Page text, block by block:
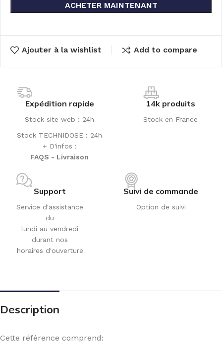
ACHETER MAINTENANT
Ajouter à la wishlist Add to compare
Expédition rapide
Stock site web : 24h
Stock TECHNIDOSE : 24h
+ D'infos :
FAQS - Livraison
14k produits
Stock en France
Support
Service d'assistance
du
lundi au vendredi
durant nos
horaires d'ouverture
Suivi de commande
Option de suivi
Description
Cette référence comprend: